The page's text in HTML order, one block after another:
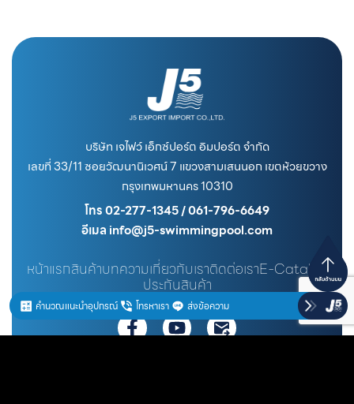
คำนวณแนะนำอุปกรณ์ โทรหาเรา ส่งข้อความ
บริษัท เจไฟว์ เอ็กซ์ปอร์ต อิมปอร์ต จำกัด
เลขที่ 33/11 ซอยวัฒนานิเวศน์ 7 แขวงสามเสนนอก เขตห้วยขวาง
กรุงเทพมหานคร 10310
โทร 02-277-1345 / 061-796-6649
อีเมล info@j5-swimmingpool.com
หน้าแรกสินค้าบทความเกี่ยวกับเราติดต่อเราE-Catalog
ประกันสินค้า